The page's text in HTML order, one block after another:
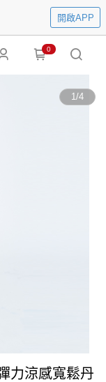
開啟APP
0
1/4
力涼感寬鬆丹